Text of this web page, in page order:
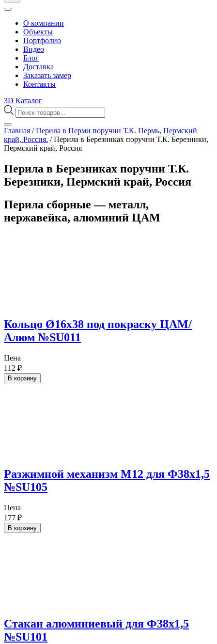
О компании
Объекты
Портфолио
Видео
Блог
Доставка
Заказать замер
Контакты
3D Каталог
Поиск
товаров
Главная /Перила в Перми поручни Т.К. Пермь, Пермский
край, Россия. /Перила в Березниках поручни Т.К. Березники,
Пермский край, Россия
Перила в Березниках поручни Т.К.
Березники, Пермский край, Россия
Перила сборные — металл,
нержавейка, алюминий ЦАМ
Кольцо Ø16х38 под покраску ЦАМ/
Алюм №SU011
Цена
112 ₽
В корзину
Разжимной механизм М12 для Ф38х1,5
№SU105
Цена
177 ₽
В корзину
Cтакан алюминиевый для Ф38х1,5
№SU101